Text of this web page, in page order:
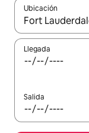
Ubicación
Cuando los
Llegada
Salida